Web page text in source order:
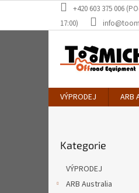
obsah
+420 603 375 006
17:00)
VÝPRODEJ ARB
kategorie
Kategorie
VÝPRODEJ
ARB Australia